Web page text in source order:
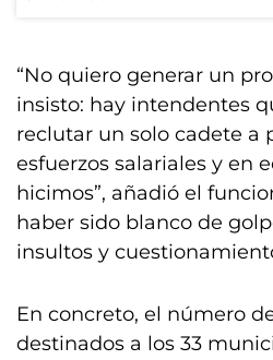
“No quiero generar un
insisto: hay intendentes
reclutar un solo cadete a
esfuerzos salariales y en
hicimos”, añadió el
haber sido blanco de
insultos y
En concreto, el número
destinados a los 33